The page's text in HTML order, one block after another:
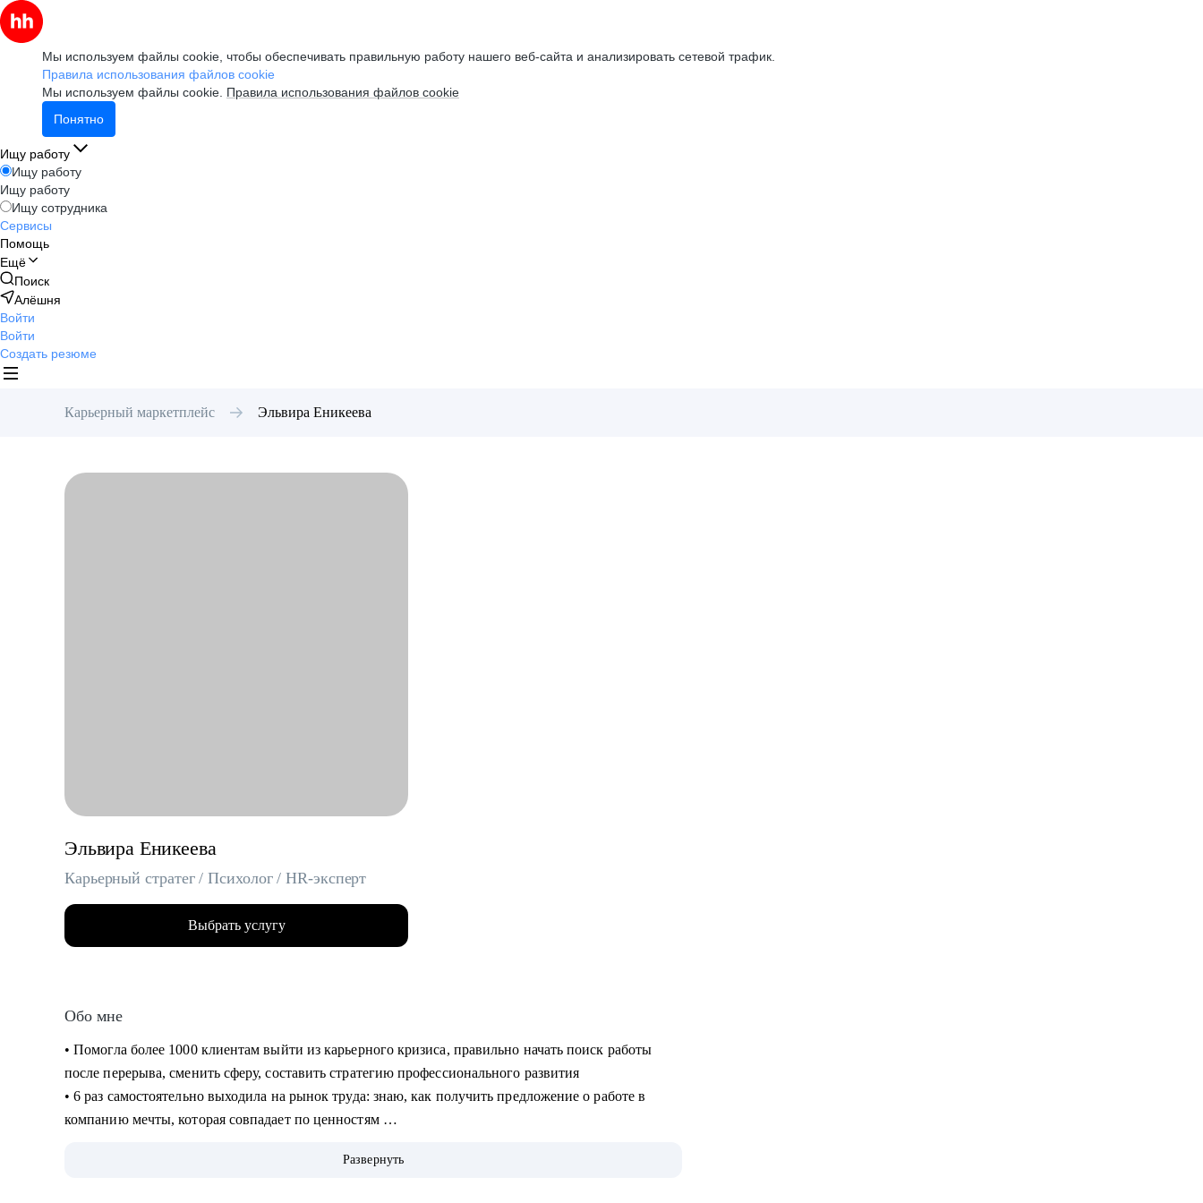
Мы используем файлы cookie, чтобы обеспечивать правильную работу нашего веб-сайта и анализировать сетевой трафик.
Правила использования файлов cookie
Мы используем файлы cookie. Правила использования файлов cookie
Понятно
Ищу работу
Ищу работу
Ищу работу
Ищу сотрудника
Сервисы
Помощь
Ещё
Поиск
Алёшня
Войти
Войти
Создать резюме
Карьерный маркетплейс Эльвира Еникеева
Эльвира Еникеева
Карьерный стратег / Психолог / HR-эксперт
Выбрать услугу
Обо мне
‌‌‌‌‌• Помогла более 1000 клиентам выйти из карьерного кризиса, правильно начать поиск работы
после перерыва, сменить сферу, составить стратегию профессионального развития
‌‌• 6 раз самостоятельно выходила на рынок труда: знаю, как получить предложение о работе в
компанию мечты, которая совпадает по ценностям
Развернуть